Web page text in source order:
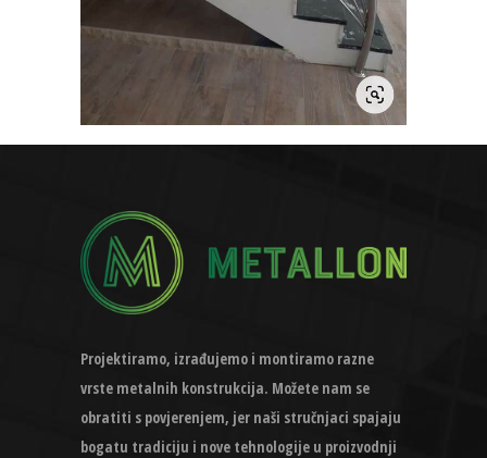
Projektiramo, izrađujemo i montiramo razne
vrste metalnih konstrukcija. Možete nam se
obratiti s povjerenjem, jer naši stručnjaci spajaju
bogatu tradiciju i nove tehnologije u proizvodnji